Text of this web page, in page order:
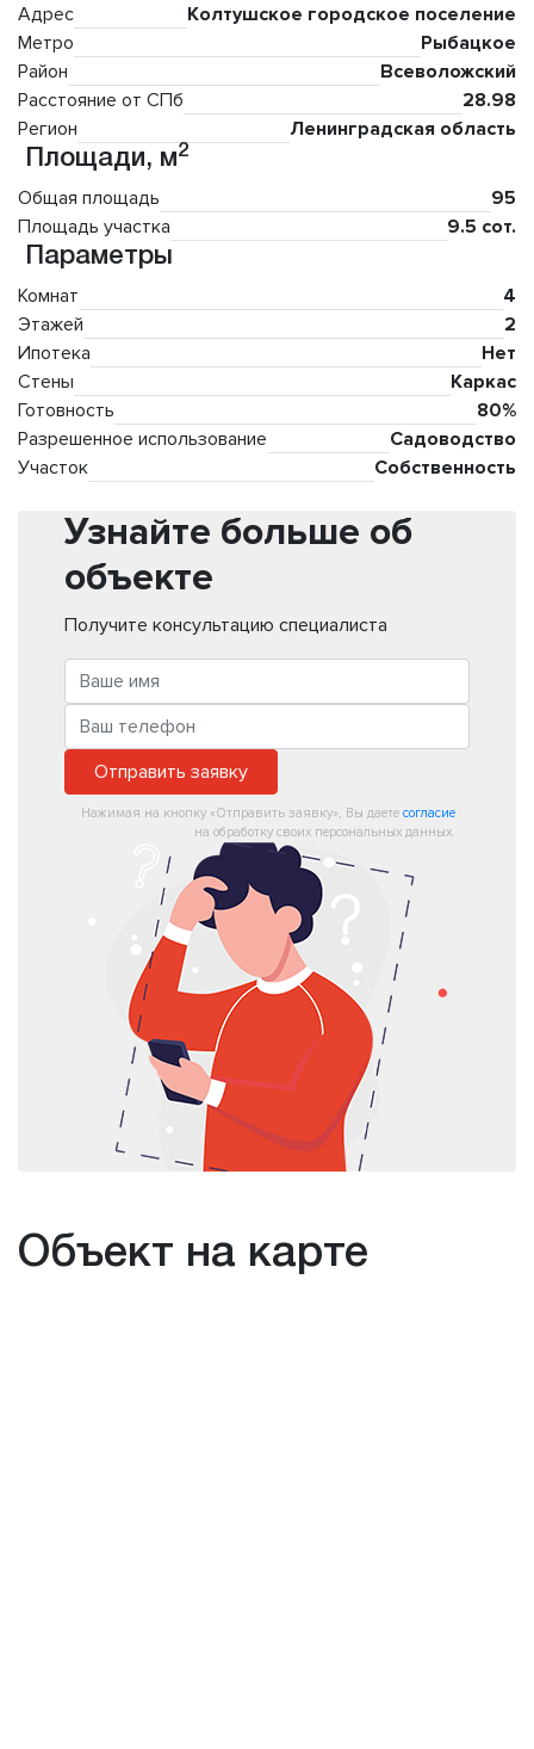
Адрес
Колтушское городское поселение
Метро
Рыбацкое
Район
Всеволожский
Расстояние от СПб
28.98
Регион
Ленинградская область
Площади, м2
Общая площадь
95
Площадь участка
9.5 сот.
Параметры
Комнат
4
Этажей
2
Ипотека
Нет
Стены
Каркас
Готовность
80%
Разрешенное использование
Садоводство
Участок
Собственность
Узнайте больше об
объекте
Получите консультацию специалиста
Отправить заявку
Нажимая на кнопку «Отправить заявку», Вы даете согласие
на обработку своих персональных данных.
Объект на карте